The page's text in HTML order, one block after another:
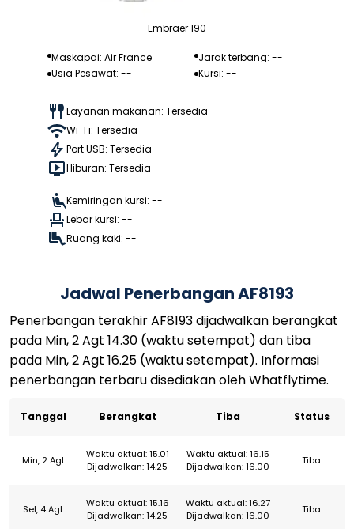
Embraer 190
Maskapai: Air France
Jarak terbang: --
Usia Pesawat: --
Kursi: --
Layanan makanan: Tersedia
Wi-Fi: Tersedia
Port USB: Tersedia
Hiburan: Tersedia
Kemiringan kursi: --
Lebar kursi: --
Ruang kaki: --
Jadwal Penerbangan AF8193
Penerbangan terakhir AF8193 dijadwalkan berangkat
pada Min, 2 Agt 14.30 (waktu setempat) dan tiba
pada Min, 2 Agt 16.25 (waktu setempat). Informasi
penerbangan terbaru disediakan oleh Whatflytime.
Tanggal Berangkat Tiba Status
Min, 2 Agt
Waktu aktual: 15.01
Dijadwalkan: 14.25
Waktu aktual: 16.15
Dijadwalkan: 16.00
Tiba
Sel, 4 Agt
Waktu aktual: 15.16
Dijadwalkan: 14.25
Waktu aktual: 16.27
Dijadwalkan: 16.00
Tiba